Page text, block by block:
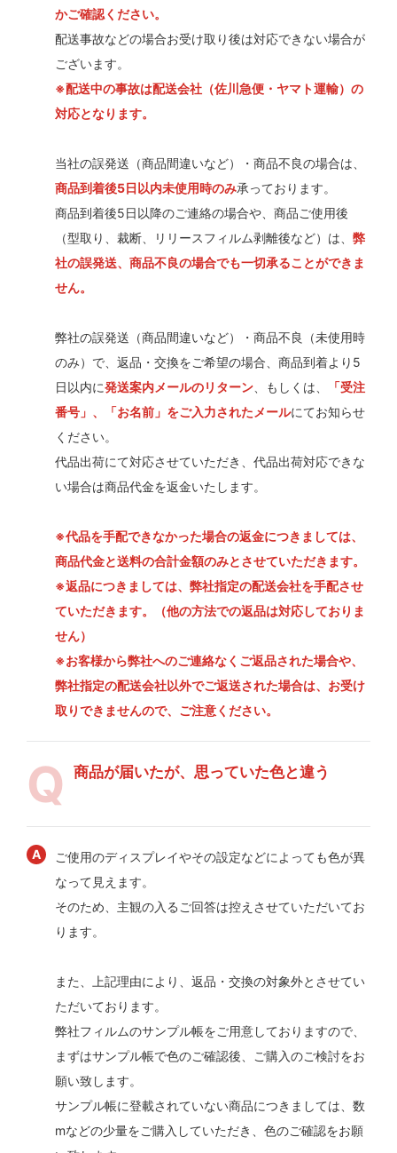
かご確認ください。
配送事故などの場合お受け取り後は対応できない場合が
ございます。
※配送中の事故は配送会社（佐川急便・ヤマト運輸）の
対応となります。
当社の誤発送（商品間違いなど）・商品不良の場合は、
商品到着後5日以内未使用時のみ承っております。
商品到着後5日以降のご連絡の場合や、商品ご使用後
（型取り、裁断、リリースフィルム剥離後など）は、 弊
社の誤発送、商品不良の場合でも一切承ることができま
せん。
弊社の誤発送（商品間違いなど）・商品不良（未使用時
のみ）で、返品・交換をご希望の場合、商品到着より5
日以内に発送案内メールのリターン 、もしくは、
「受注
番号」、「お名前」をご入力されたメールにてお知らせ
ください。
代品出荷にて対応させていただき、代品出荷対応できな
い場合は商品代金を返金いたします。
※代品を手配できなかった場合の返金につきましては、
商品代金と送料の合計金額のみとさせていただきます。
※返品につきましては、弊社指定の配送会社を手配させ
ていただきます。（他の方法での返品は対応しておりま
せん）
※お客様から弊社へのご連絡なくご返品された場合や、
弊社指定の配送会社以外でご返送された場合は、お受け
取りできませんので、ご注意ください。
商品が届いたが、思っていた色と違う
ご使用のディスプレイやその設定などによっても色が異
なって見えます。
そのため、主観の入るご回答は控えさせていただいてお
ります。
また、上記理由により、返品・交換の対象外とさせてい
ただいております。
弊社フィルムのサンプル帳をご用意しておりますので、
まずはサンプル帳で色のご確認後、ご購入のご検討をお
願い致します。
サンプル帳に登載されていない商品につきましては、数
mなどの少量をご購入していただき、色のご確認をお願